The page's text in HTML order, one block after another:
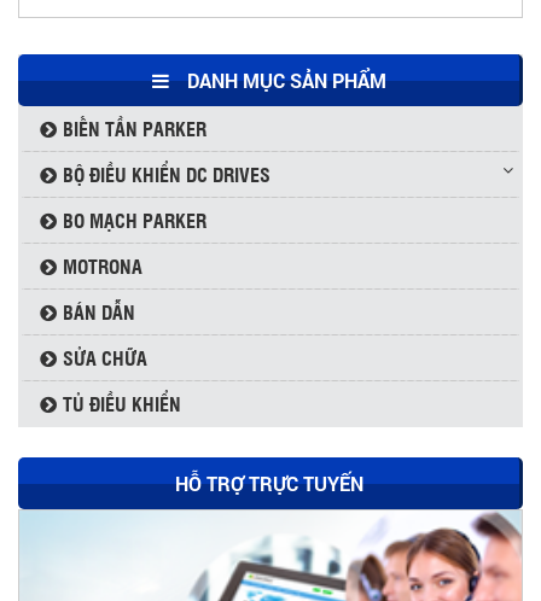
DANH MỤC SẢN PHẨM
BIẾN TẦN PARKER
BỘ ĐIỀU KHIỂN DC DRIVES
BO MẠCH PARKER
MOTRONA
BÁN DẪN
SỬA CHỮA
TỦ ĐIỀU KHIỂN
HỖ TRỢ TRỰC TUYẾN